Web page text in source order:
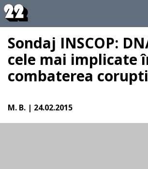
Sondaj INSCOP:
cele mai implicate
combaterea
M. B. | 24.02.2015